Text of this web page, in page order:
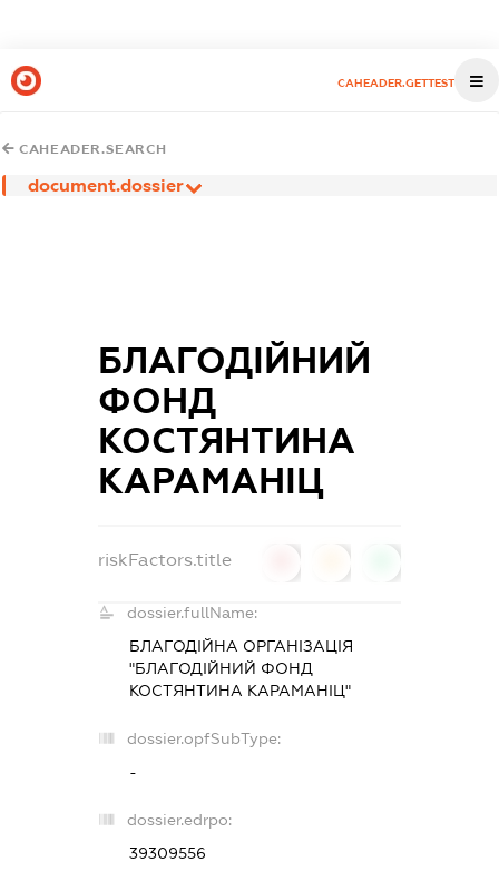
CAHEADER.GETTEST
CAHEADER.SEARCH
document.dossier
БЛАГОДІЙНИЙ
ФОНД
КОСТЯНТИНА
КАРАМАНІЦ
riskFactors.title
dossier.fullName:
БЛАГОДІЙНА ОРГАНІЗАЦІЯ
"БЛАГОДІЙНИЙ ФОНД
КОСТЯНТИНА КАРАМАНІЦ"
dossier.opfSubType:
-
dossier.edrpo:
39309556